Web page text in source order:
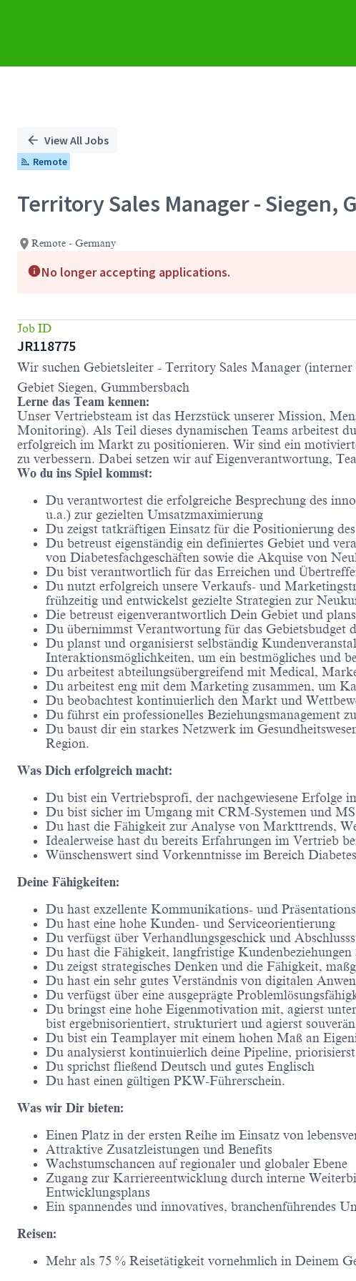
View All Jobs
Remote
Territory Sales Manager - Siegen,
Remote - Germany
No longer accepting applications.
Job ID
JR118775
Wir suchen Gebietsleiter - Territory Sales Manager
Gebiet Siegen, Gummbersbach
Lerne das Team kennen:
Unser Vertriebsteam ist das Herzstück unserer Mission,
Monitoring). Als Teil dieses dynamischen Teams arbeitest
erfolgreich im Markt zu positionieren. Wir sind ein
zu verbessern. Dabei setzen wir auf Eigenverantwortung,
Wo du ins Spiel kommst:
Du verantwortest die erfolgreiche Besprechung des
u.a.) zur gezielten Umsatzmaximierung
Du zeigst tatkräftigen Einsatz für die Positionierung
Du betreust eigenständig ein definiertes Gebiet und
von Diabetesfachgeschäften sowie die Akquise von
Du bist verantwortlich für das Erreichen und
Du nutzt erfolgreich unsere Verkaufs- und
frühzeitig und entwickelst gezielte Strategien zur
Die betreust eigenverantwortlich Dein Gebiet und
Du übernimmst Verantwortung für das Gebietsbudget
Du planst und organisierst selbständig
Interaktionsmöglichkeiten, um ein bestmögliches und
Du arbeitest abteilungsübergreifend mit Medical,
Du arbeitest eng mit dem Marketing zusammen, um
Du beobachtest kontinuierlich den Markt und
Du führst ein professionelles Beziehungsmanagement
Du baust dir ein starkes Netzwerk im
Region.
Was Dich erfolgreich macht:
Du bist ein Vertriebsprofi, der nachgewiesene Erfolge
Du bist sicher im Umgang mit CRM-Systemen und
Du hast die Fähigkeit zur Analyse von Markttrends,
Idealerweise hast du bereits Erfahrungen im Vertrieb
Wünschenswert sind Vorkenntnisse im Bereich
Deine Fähigkeiten:
Du hast exzellente Kommunikations- und
Du hast eine hohe Kunden- und Serviceorientierung
Du verfügst über Verhandlungsgeschick und
Du hast die Fähigkeit, langfristige Kundenbeziehungen
Du zeigst strategisches Denken und die Fähigkeit,
Du hast ein sehr gutes Verständnis von digitalen
Du verfügst über eine ausgeprägte
Du bringst eine hohe Eigenmotivation mit, agierst
bist ergebnisorientiert, strukturiert und agierst
Du bist ein Teamplayer mit einem hohen Maß an
Du analysierst kontinuierlich deine Pipeline,
Du sprichst fließend Deutsch und gutes Englisch
Du hast einen gültigen PKW-Führerschein.
Was wir Dir bieten:
Einen Platz in der ersten Reihe im Einsatz von
Attraktive Zusatzleistungen und Benefits
Wachstumschancen auf regionaler und globaler Ebene
Zugang zur Karriereentwicklung durch interne
Entwicklungsplans
Ein spannendes und innovatives, branchenführendes
Reisen:
Mehr als 75 % Reisetätigkeit vornehmlich in Deinem